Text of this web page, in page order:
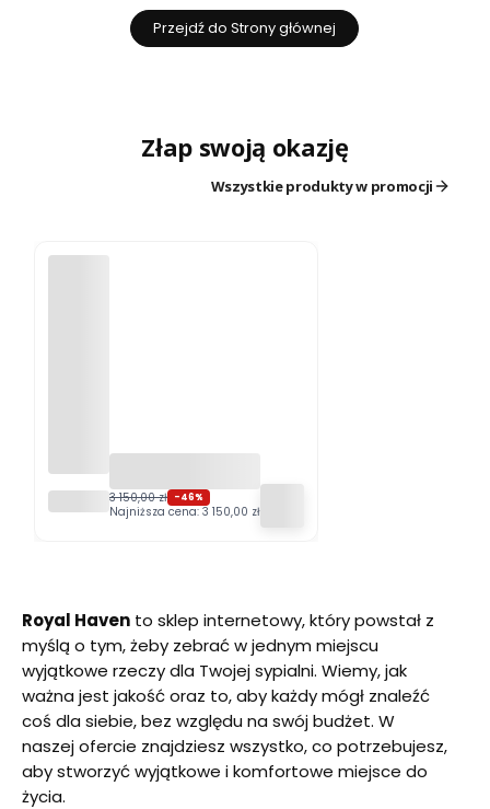
Przejdź do Strony głównej
Złap swoją okazję
Wszystkie produkty w promocji
T]
0 ALMA
szare
Zoya
12 ze
stelaże
m i
pojemn
ikiem
3 150,00 zł -46%
Najniższa cena: 3 150,00 zł
Royal Haven to sklep internetowy, który powstał z
myślą o tym, żeby zebrać w jednym miejscu
wyjątkowe rzeczy dla Twojej sypialni. Wiemy, jak
ważna jest jakość oraz to, aby każdy mógł znaleźć
coś dla siebie, bez względu na swój budżet. W
naszej ofercie znajdziesz wszystko, co potrzebujesz,
aby stworzyć wyjątkowe i komfortowe miejsce do
życia.